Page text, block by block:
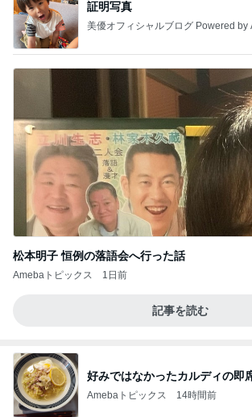
証明写真
美優オフィシャルブログ Powered by
松本明子 恒例の落語会へ行った話
Amebaトピックス 1日前
記事を読む
好みではなかったカルディの即
Amebaトピックス 14時間前